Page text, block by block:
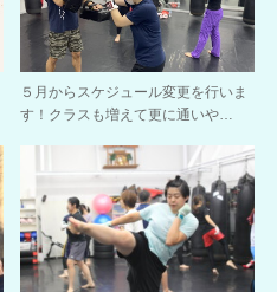
５月からスケジュール変更を行いま
す！クラスも増えて更に通いや…